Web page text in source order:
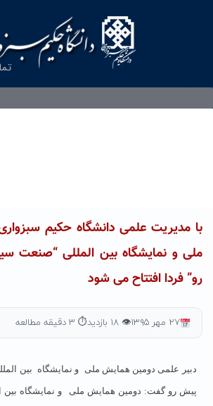
با مدیریت علمی دانشگاه حکیم
ملی و نمایشگاه بین المللی “صنعت
رو” فردا افتتاح می شود
۲۷ مهر ۱۳۹۵ 👁 ۱۸ بازدید ⏱ ۳ دقیقه مطالعه
دبیر علمی دومین همایش ملی و نمایشگاه بین
پیش رو گفت: دومین همایش ملی و نمایشگاه